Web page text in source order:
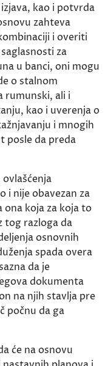
kao i potvrda
zahteva
i overiti
za
u banci, oni mogu
o stalnom
rumunski, ali i
kao i uverenja o
i mnogih
posle da preda
i nije obavezan za
ona koja za koja to
tog razloga da
osnovnih
spada overa
da je
dokumenta
na njih stavlja pre
počnu da ga
će na osnovu